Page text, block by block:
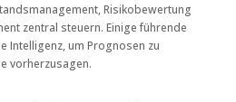
Risikobewertung
zentral steuern. Einige führende
Intelligenz, um Prognosen zu
vorherzusagen.